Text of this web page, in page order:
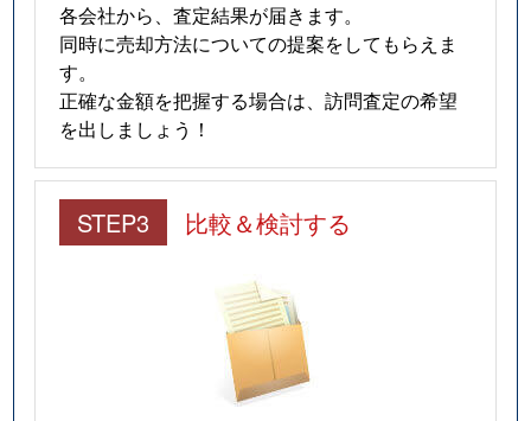
各会社から、査定結果が届きます。
同時に売却方法についての提案をしてもらえま
す。
正確な金額を把握する場合は、訪問査定の希望
を出しましょう！
STEP3 比較＆検討する